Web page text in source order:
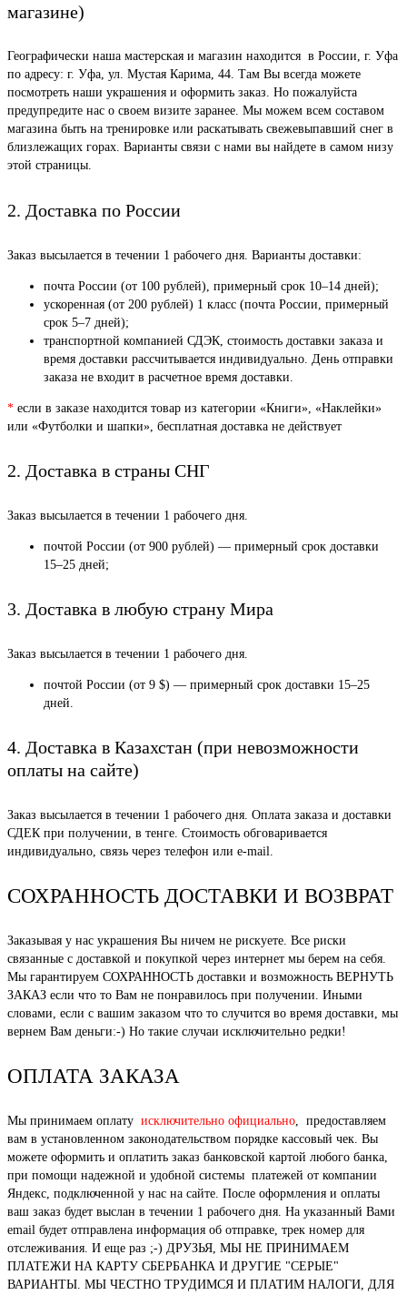
магазине)
Географически наша мастерская и магазин находится в России, г. Уфа
по адресу: г. Уфа, ул. Мустая Карима, 44. Там Вы всегда можете
посмотреть наши украшения и оформить заказ. Но пожалуйста
предупредите нас о своем визите заранее. Мы можем всем составом
магазина быть на тренировке или раскатывать свежевыпавший снег в
близлежащих горах. Варианты связи с нами вы найдете в самом низу
этой страницы.
2. Доставка по России
Заказ высылается в течении 1 рабочего дня. Варианты доставки:
почта России (от 100 рублей), примерный срок 10–14 дней);
ускоренная (от 200 рублей) 1 класс (почта России, примерный
срок 5–7 дней);
транспортной компанией СДЭК, стоимость доставки заказа и
время доставки рассчитывается индивидуально. День отправки
заказа не входит в расчетное время доставки.
* если в заказе находится товар из категории «Книги», «Наклейки»
или «Футболки и шапки», бесплатная доставка не действует
2. Доставка в страны СНГ
Заказ высылается в течении 1 рабочего дня.
почтой России (от 900 рублей) — примерный срок доставки
15–25 дней;
3. Доставка в любую страну Мира
Заказ высылается в течении 1 рабочего дня.
почтой России (от 9 $) — примерный срок доставки 15–25
дней.
4. Доставка в Казахстан (при невозможности
оплаты на сайте)
Заказ высылается в течении 1 рабочего дня. Оплата заказа и доставки
СДЕК при получении, в тенге. Стоимость обговаривается
индивидуально, связь через телефон или e-mail.
СОХРАННОСТЬ ДОСТАВКИ И ВОЗВРАТ
Заказывая у нас украшения Вы ничем не рискуете. Все риски
связанные с доставкой и покупкой через интернет мы берем на себя.
Мы гарантируем СОХРАННОСТЬ доставки и возможность ВЕРНУТЬ
ЗАКАЗ если что то Вам не понравилось при получении. Иными
словами, если с вашим заказом что то случится во время доставки, мы
вернем Вам деньги:-) Но такие случаи исключительно редки!
ОПЛАТА ЗАКАЗА
Мы принимаем оплату исключительно официально, предоставляем
вам в установленном законодательством порядке кассовый чек. Вы
можете оформить и оплатить заказ банковской картой любого банка,
при помощи надежной и удобной системы платежей от компании
Яндекс, подключенной у нас на сайте. После оформления и оплаты
ваш заказ будет выслан в течении 1 рабочего дня. На указанный Вами
email будет отправлена информация об отправке, трек номер для
отслеживания. И еще раз ;-) ДРУЗЬЯ, МЫ НЕ ПРИНИМАЕМ
ПЛАТЕЖИ НА КАРТУ СБЕРБАНКА И ДРУГИЕ "СЕРЫЕ"
ВАРИАНТЫ. МЫ ЧЕСТНО ТРУДИМСЯ И ПЛАТИМ НАЛОГИ, ДЛЯ